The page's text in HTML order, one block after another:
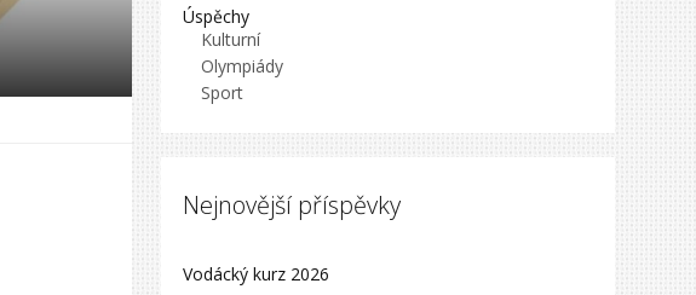
Úspěchy
Kulturní
Olympiády
Sport
Nejnovější příspěvky
Vodácký kurz 2026